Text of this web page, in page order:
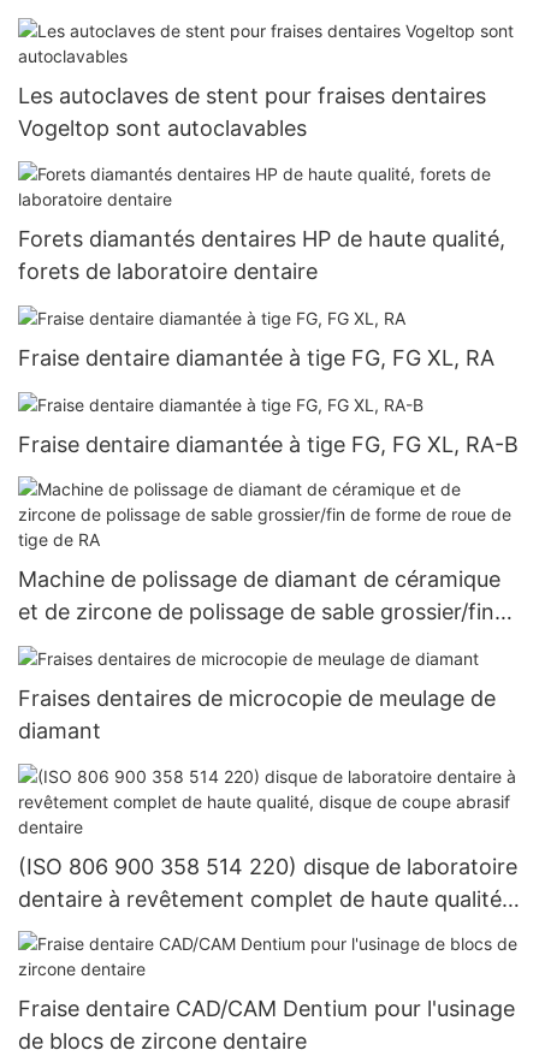
Les autoclaves de stent pour fraises dentaires
Vogeltop sont autoclavables
Forets diamantés dentaires HP de haute qualité,
forets de laboratoire dentaire
Fraise dentaire diamantée à tige FG, FG XL, RA
Fraise dentaire diamantée à tige FG, FG XL, RA-B
Machine de polissage de diamant de céramique
et de zircone de polissage de sable grossier/fin
de forme de roue de tige de RA
Fraises dentaires de microcopie de meulage de
diamant
(ISO 806 900 358 514 220) disque de laboratoire
dentaire à revêtement complet de haute qualité,
disque de coupe abrasif dentaire
Fraise dentaire CAD/CAM Dentium pour l'usinage
de blocs de zircone dentaire